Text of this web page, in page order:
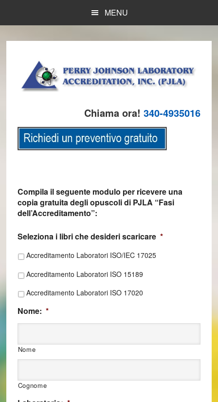
main
primary
footer
MENU
Chiama ora! 340-4935016
Compila il seguente modulo per ricevere una
copia gratuita degli opuscoli di PJLA “Fasi
dell’Accreditamento”:
Seleziona i libri che desideri scaricare *
Accreditamento Laboratori ISO/IEC 17025
Accreditamento Laboratori ISO 15189
Accreditamento Laboratori ISO 17020
Nome: *
Nome
Cognome